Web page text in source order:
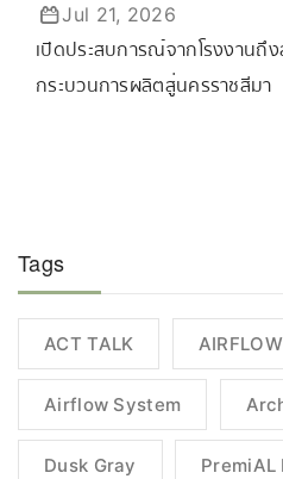
Jul 21, 2026
เปิดประสบการณ์จากโรงงานถึ
กระบวนการผลิตสู่นครราชสีมา
Tags
ACT TALK
Airflow System
Dusk Gray PremiAL